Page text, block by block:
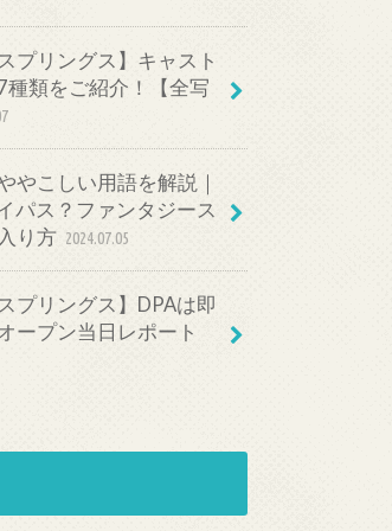
プリングス】キャスト
種類をご紹介！【全写
やこしい用語を解説｜
パス？ファンタジース
り方 2024.07.05
プリングス】DPAは即
ープン当日レポート